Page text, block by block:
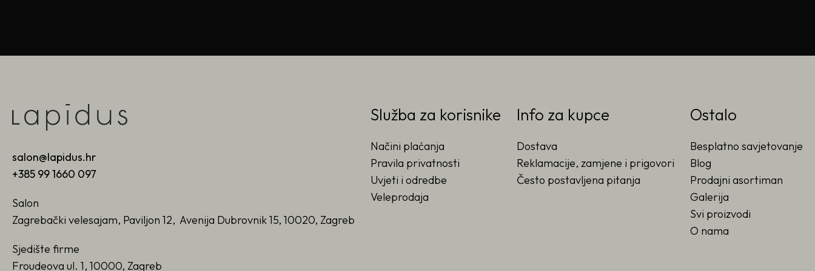
salon@lapidus.hr
+385 99 1660 097
Salon
Zagrebački velesajam, Paviljon 12, Avenija Dubrovnik 15, 10020, Zagreb
Sjedište firme
Froudeova ul. 1, 10000, Zagreb
Služba za korisnike
Načini plaćanja
Pravila privatnosti
Uvjeti i odredbe
Veleprodaja
Info za kupce
Dostava
Reklamacije, zamjene i prigovori
Često postavljena pitanja
Ostalo
Besplatno savjetovanje
Blog
Prodajni asortiman
Galerija
Svi proizvodi
O nama